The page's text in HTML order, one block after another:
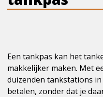
Een tankpas kan het
makkelijker maken. Met
duizenden tankstations
betalen, zonder dat je